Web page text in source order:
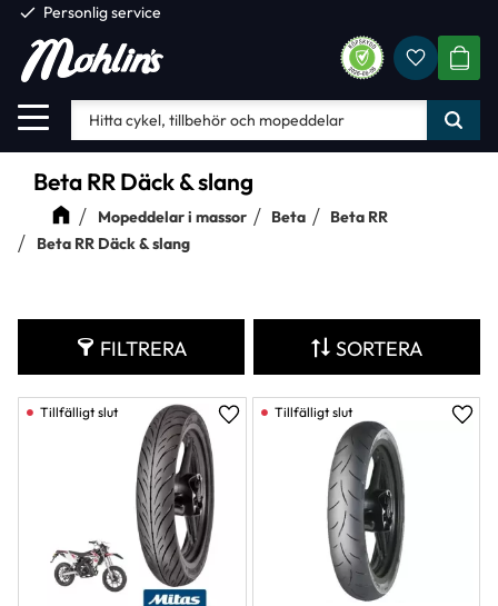
Meny
check Personlig service
Beta RR Däck & slang
Mopeddelar i massor Beta
Beta RR
Beta RR Däck & slang
FILTRERA SORTERA
Lägg till i favoriter